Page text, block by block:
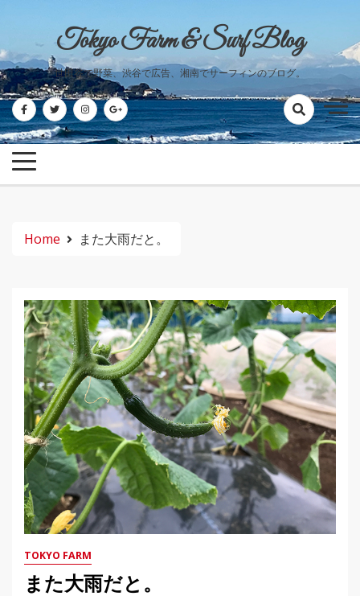
content
Tokyo Farm & Surf Blog
世田谷で野菜、渋谷で広告、湘南でサーフィンのブログ。
Home また大雨だと。
TOKYO FARM
また大雨だと。